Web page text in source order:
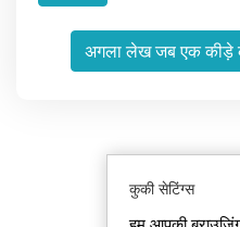
अगला लेख जब एक कीड़े
कुकी सेटिंग्स